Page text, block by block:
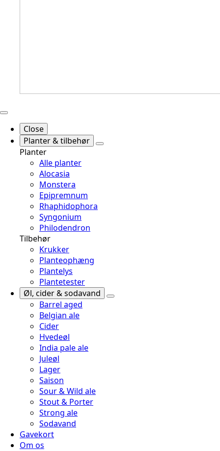
Close
Planter & tilbehør
Planter
Alle planter
Alocasia
Monstera
Epipremnum
Rhaphidophora
Syngonium
Philodendron
Tilbehør
Krukker
Planteophæng
Plantelys
Plantetester
Øl, cider & sodavand
Barrel aged
Belgian ale
Cider
Hvedeøl
India pale ale
Juleøl
Lager
Saison
Sour & Wild ale
Stout & Porter
Strong ale
Sodavand
Gavekort
Om os